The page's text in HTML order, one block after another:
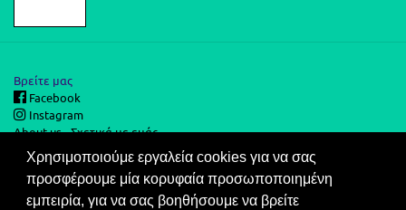
Βρείτε μας
Facebook
Instagram
About us - Σχετικά με εμάς
Ασφάλεια Συναλλαγών
Χρησιμοποιούμε εργαλεία cookies για να σας
προσφέρουμε μία κορυφαία προσωποποιημένη
εμπειρία, για να σας βοηθήσουμε να βρείτε